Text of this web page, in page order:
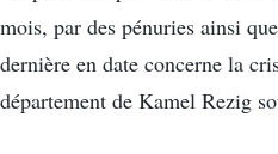
mois, par des pénuries ainsi
dernière en date concerne la
département de Kamel Rezig